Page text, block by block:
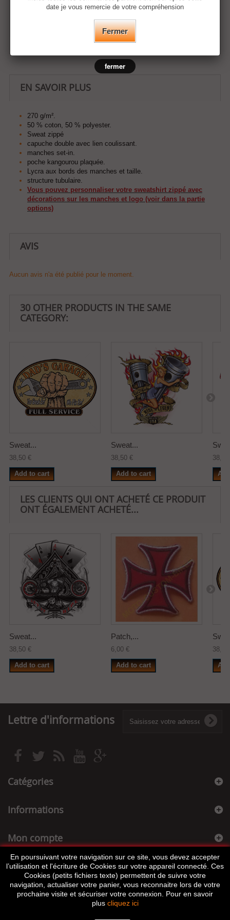
Ajouter à ma liste d'envies
EN SAVOIR PLUS
270 g/m².
50 % coton, 50 % polyester.
Sweat zippé
capuche double avec lien coulissant.
manches set-in.
poche kangourou plaquée.
Lycra aux bords des manches et taille.
structure tubulaire.
Vous pouvez personnaliser votre sweatshirt zippé avec
décorations sur les manches et logo (voir dans la partie
options)
AVIS
Aucun avis n'a été publié pour le moment.
30 OTHER PRODUCTS IN THE SAME
CATEGORY:
Sweat...
38,50 €
Add to cart
Sweat...
38,50 €
Add to cart
LES CLIENTS QUI ONT ACHETÉ CE PRODUIT
ONT ÉGALEMENT ACHETÉ...
Sweat...
38,50 €
Add to cart
Patch,...
6,00 €
Add to cart
Lettre d'informations
Catégories
Informations
Mon compte
Informations sur votre boutique
En poursuivant votre navigation sur ce site, vous devez accepter
l’utilisation et l'écriture de Cookies sur votre appareil connecté. Ces
Cookies (petits fichiers texte) permettent de suivre votre
navigation, actualiser votre panier, vous reconnaitre lors de votre
prochaine visite et sécuriser votre connexion. Pour en savoir
plus cliquez ici
date je vous remercie de votre compréhension
Fermer
fermer